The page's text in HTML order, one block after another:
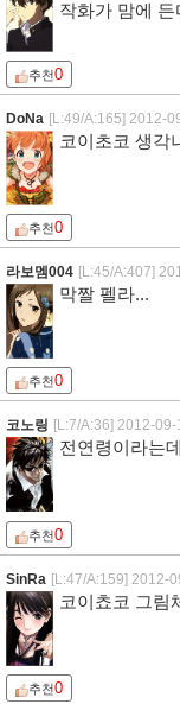
작화가 맘에 든
추천0
DoNa [L:49/A:165] 2012-
코이초코 생각
추천0
라보멤004 [L:45/A:407]
막짤 펠라...
추천0
코노링 [L:7/A:36] 2012-09-
전연령이라는
추천0
SinRa [L:47/A:159] 2012-
코이쵸코 그림
추천0